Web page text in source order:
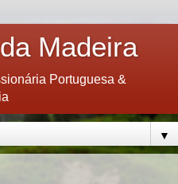
Madeira
Portuguesa &
▼